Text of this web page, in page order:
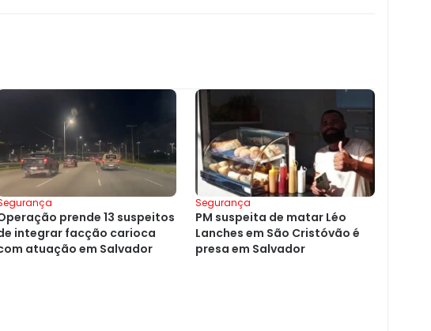
prende 13 suspeitos
integrar facção carioca
atuação em Salvador
Segurança
PM suspeita de matar Léo
Lanches em São Cristóvão é
presa em Salvador